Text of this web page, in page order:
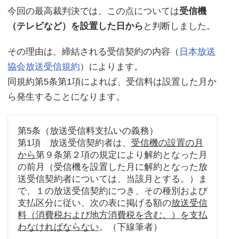
今回の最高裁判決では、この点については受信機
（テレビなど）を設置した日から と判断しました。
その理由は、締結される受信契約の内容（ 日本放送
協会放送受信規約 ）によります。
同規約第5条第1項によれば、受信料は設置した月か
ら発生することになります。
第5条（放送受信料支払いの義務）
第1項 放送受信契約者は、 受信機の設置の月
から第９条第２項の規定により解約となった月
の前月（受信機を設置した月に解約となった放
送受信契約者については、当該月とする。）ま
で、１の放送受信契約につき、その種別および
支払区分に従い、次の表に掲げる額の放送受信
料（消費税および地方消費税を含む。）を支払
わなければならない。（下線筆者）